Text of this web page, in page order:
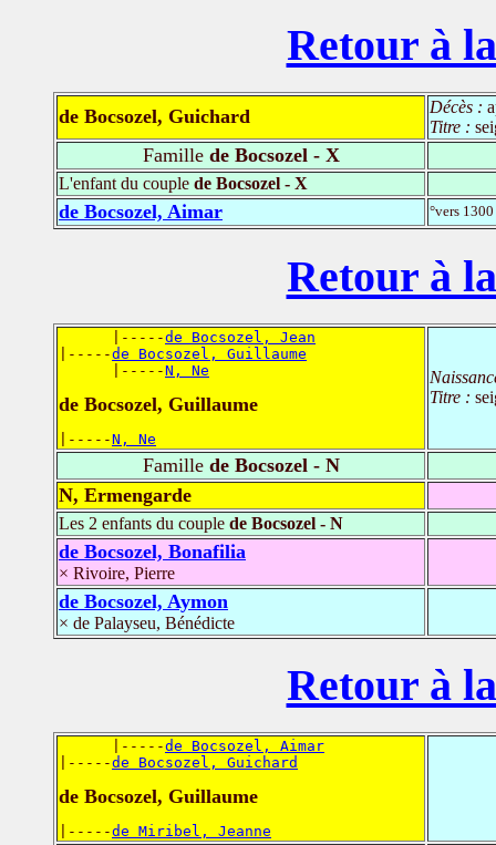
Retour à
de Bocsozel, Guichard Décès :
Titre :
Famillede Bocsozel - X
L'enfant du couple de Bocsozel - X
de Bocsozel, Aimar °vers
Retour à
      |-----
de Bocsozel, Jean
|-----de Bocsozel, Guillaume
      |-----
N, Ne
de Bocsozel, Guillaume
|-----N, Ne
Titre :
Famillede Bocsozel - N
N, Ermengarde
Les 2 enfants du couple de Bocsozel - N
de Bocsozel, Bonafilia
× Rivoire, Pierre
de Bocsozel, Aymon
× de Palayseu, Bénédicte
Retour à
      |-----
de Bocsozel, Aimar
|-----de Bocsozel, Guichard
de Bocsozel, Guillaume
|-----de Miribel, Jeanne